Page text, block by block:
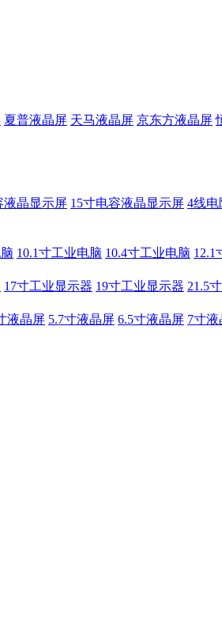
夏普液晶屏 天马液晶屏 京东方液晶屏
液晶显示屏 15寸电容液晶显示屏 4线电
10.1寸工业电脑 10.4寸工业电脑 12.1
17寸工业显示器 19寸工业显示器 21.5
液晶屏 5.7寸液晶屏 6.5寸液晶屏 7寸液